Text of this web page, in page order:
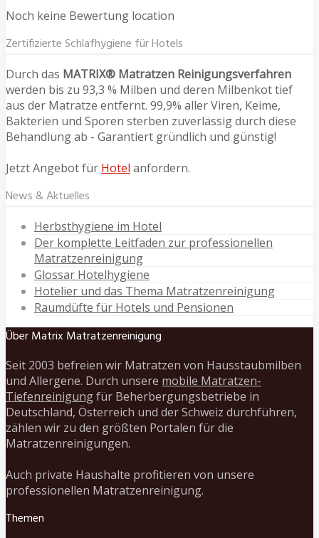
Noch keine Bewertung location
Zertifizierte Schlafhygiene für Hotels
Durch das MATRIX® Matratzen Reinigungsverfahren
werden bis zu 93,3 % Milben und deren Milbenkot tief
aus der Matratze entfernt. 99,9% aller Viren, Keime,
Bakterien und Sporen sterben zuverlässig durch diese
Behandlung ab - Garantiert gründlich und günstig!
Jetzt Angebot für Hotel anfordern.
News & Aktuelles
Herbsthygiene im Hotel
Der komplette Leitfaden zur professionellen
Matratzenreinigung
Glossar Hotelhygiene
Hotelier und das Thema Matratzenreinigung
Raumdüfte für Hotels und Pensionen
Über Matrix Matratzenreinigung
Seit 2003 befreien wir Matratzen von Hausstaubmilben
und Allergene. Durch unsere mobile Matratzen-
Tiefenreinigungfür Beherbergungsbetriebe in
Deutschland, Österreich und der Schweiz durchführen,
zählen wir zu den größten Portalen für die
Matratzenreinigungen.
Auch private Haushalte profitieren von unsere
professionellen Matratzenreinigung.
Themen